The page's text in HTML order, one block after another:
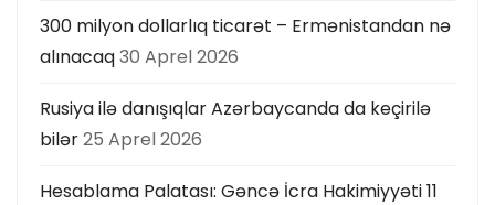
300 milyon dollarlıq ticarət – Ermənistandan nə
alınacaq30 Aprel 2026
Rusiya ilə danışıqlar Azərbaycanda da keçirilə
bilər25 Aprel 2026
Hesablama Palatası: Gəncə İcra Hakimiyyəti 11